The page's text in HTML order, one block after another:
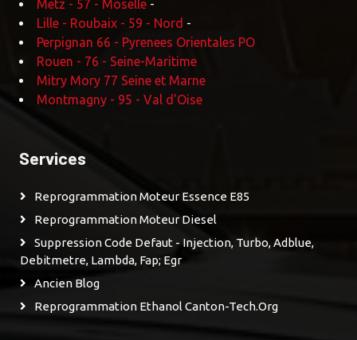
Metz - 57 - Moselle -
Lille - Roubaix - 59 - Nord -
Perpignan 66 - Pyrenees Orientales PO
Rouen - 76 - Seine-Maritime
Mitry Mory 77 Seine et Marne
Montmagny - 95 - Val d'Oise
Services
Reprogrammation Moteur Essence E85
Reprogrammation Moteur Diesel
Suppression Code Defaut - Injection, Turbo, Adblue,
Debitmetre, Lambda, Fap; Egr
Ancien Blog
Reprogrammation Ethanol Canton-Tech.org